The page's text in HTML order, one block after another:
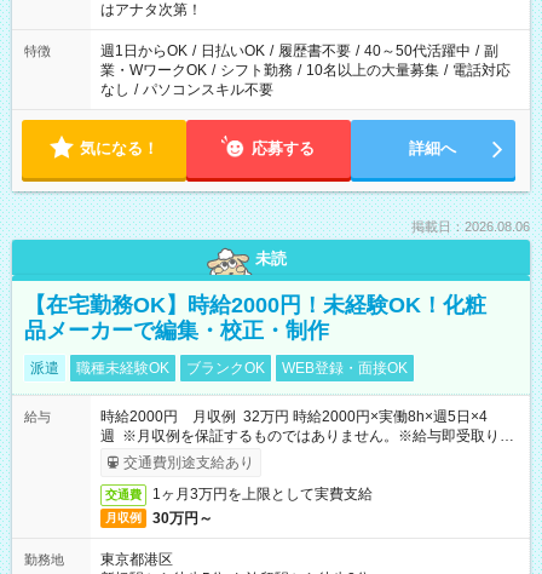
はアナタ次第！
特徴 週1日からOK / 日払いOK / 履歴書不要 / 40～50代活躍中 / 副
業・WワークOK / シフト勤務 / 10名以上の大量募集 / 電話対応
なし / パソコンスキル不要
気になる！ 応募する 詳細へ
掲載日：2026.08.06
未読
【在宅勤務OK】時給2000円！未経験OK！化粧
品メーカーで編集・校正・制作
派遣 職種未経験OK ブランクOK WEB登録・面接OK
給与
時給2000円 月収例 32万円 時給2000円×実働8h×週5日×4
週 ※月収例を保証するものではありません。※給与即受取りサ
ービス利用可（利用条件有）
交通費別途支給あり
交通費 1ヶ月3万円を上限として実費支給
月収例 30万円～
勤務地
東京都港区